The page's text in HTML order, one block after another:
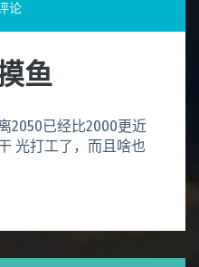
论
鱼
2050已经比2000更近
光打工了，而且啥也